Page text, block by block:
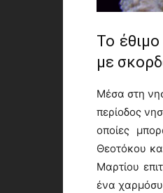
Το
με
Μέσα στη
περίοδος
οποίες
Θεοτόκου
Μαρτίου
ένα